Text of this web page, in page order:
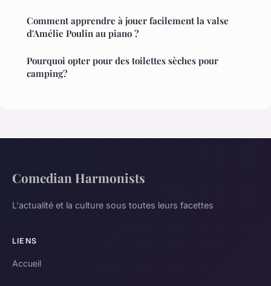
Comment apprendre à jouer facilement la valse
d'Amélie Poulin au piano ?
Pourquoi opter pour des toilettes sèches pour
camping?
Comedian Harmonists
L'actualité et la culture sous toutes leurs facettes
LIENS
Accueil